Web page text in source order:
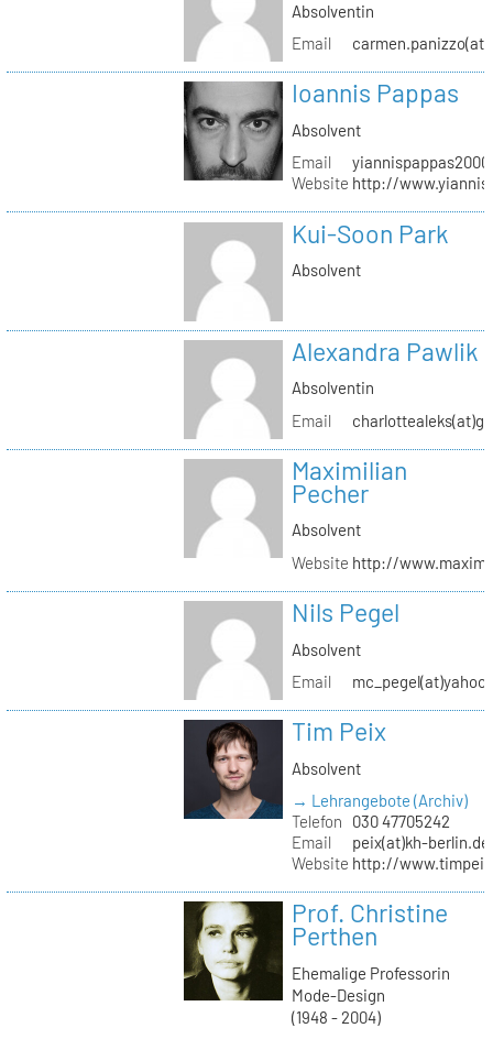
Absolventin
Email
Ioannis Pappas
Absolvent
Email
Website http://
Kui-Soon Park
Absolvent
Alexandra Pawlik
Absolventin
Email
Maximilian
Pecher
Absolvent
Website http://
Nils Pegel
Absolvent
Email
Tim Peix
Absolvent
→ Lehrangebote (Archiv)
Telefon
030 47705242
Email
peix(at)kh-berlin.de
Website http://
Prof. Christine
Perthen
Ehemalige Professorin
Mode-Design
(1948 - 2004)